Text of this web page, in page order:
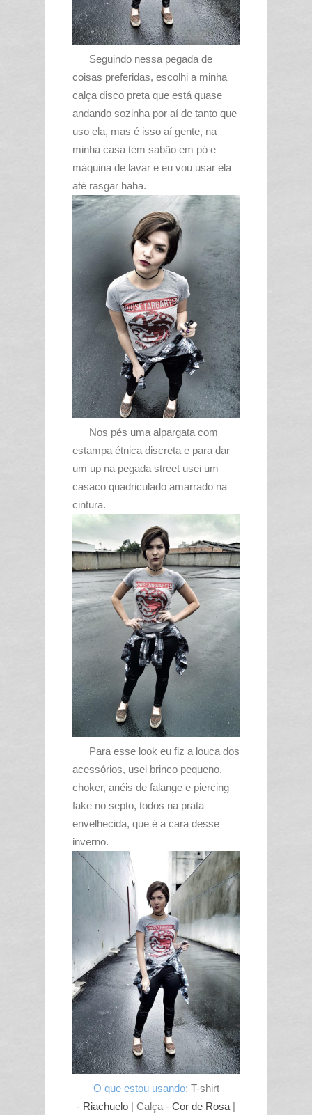
Seguindo nessa pegada de
coisas preferidas, escolhi a minha
calça disco preta que está quase
andando sozinha por aí de tanto que
uso ela, mas é isso aí gente, na
minha casa tem sabão em pó e
máquina de lavar e eu vou usar ela
até rasgar haha.
Nos pés uma alpargata com
estampa étnica discreta e para dar
um up na pegada street usei um
casaco quadriculado amarrado na
cintura.
Para esse look eu fiz a louca dos
acessórios, usei brinco pequeno,
choker, anéis de falange e piercing
fake no septo, todos na prata
envelhecida, que é a cara desse
inverno.
O que estou usando: T-shirt
- Riachuelo | Calça - Cor de Rosa |